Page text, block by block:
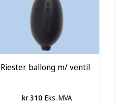
Riester ballong m/ ventil
kr 310 Eks. MVA